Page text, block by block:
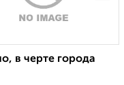
в черте города